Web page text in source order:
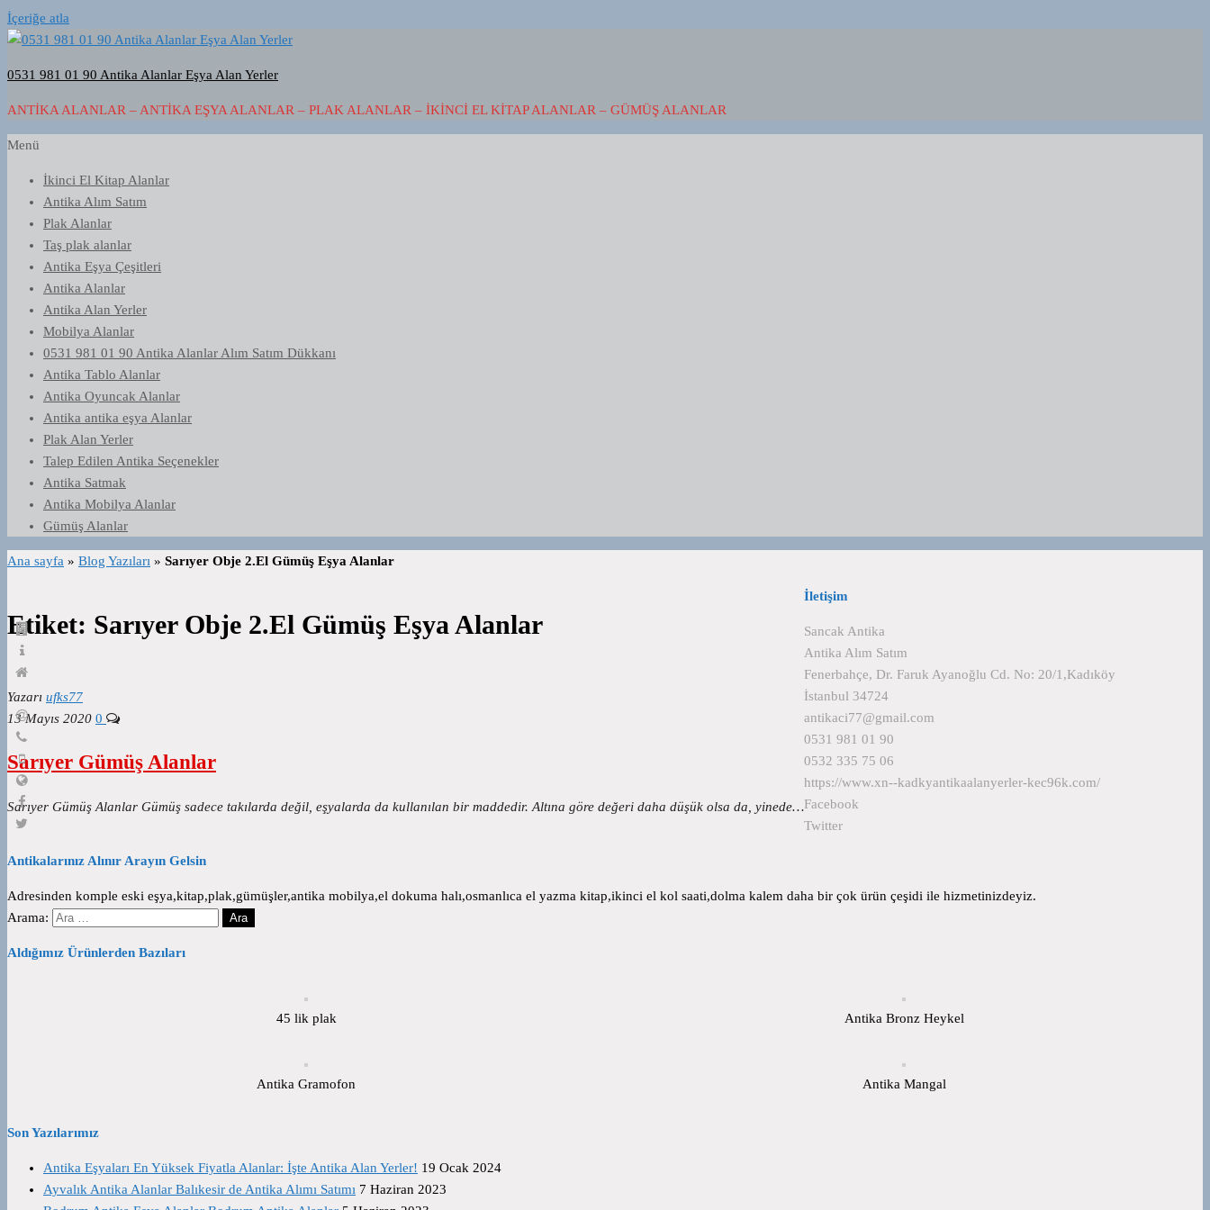
İçeriğe atla
0531 981 01 90 Antika Alanlar Eşya Alan Yerler
ANTIKA ALANLAR – ANTIKA EŞYA ALANLAR – PLAK ALANLAR – İKINCI EL KITAP ALANLAR – GÜMÜŞ ALANLAR
Menü
İkinci El Kitap Alanlar
Antika Alım Satım
Plak Alanlar
Taş plak alanlar
Antika Eşya Çeşitleri
Antika Alanlar
Antika Alan Yerler
Mobilya Alanlar
0531 981 01 90 Antika Alanlar Alım Satım Dükkanı
Antika Tablo Alanlar
Antika Oyuncak Alanlar
Antika antika eşya Alanlar
Plak Alan Yerler
Talep Edilen Antika Seçenekler
Antika Satmak
Antika Mobilya Alanlar
Gümüş Alanlar
Ana sayfa » Blog Yazıları » Sarıyer Obje 2.El Gümüş Eşya Alanlar
Etiket: Sarıyer Obje 2.El Gümüş Eşya Alanlar
Yazarı ufks77
13 Mayıs 2020 0
Sarıyer Gümüş Alanlar
Sarıyer Gümüş Alanlar Gümüş sadece takılarda değil, eşyalarda da kullanılan bir maddedir. Altına göre değeri daha düşük olsa da, yinede…
İletişim
Sancak Antika
Antika Alım Satım
Fenerbahçe, Dr. Faruk Ayanoğlu Cd. No: 20/1,Kadıköy
İstanbul 34724
antikaci77@gmail.com
0531 981 01 90
0532 335 75 06
https://www.xn--kadkyantikaalanyerler-kec96k.com/
Facebook
Twitter
Antikalarınız Alınır Arayın Gelsin
Adresinden komple eski eşya,kitap,plak,gümüşler,antika mobilya,el dokuma halı,osmanlıca el yazma kitap,ikinci el kol saati,dolma kalem daha bir çok ürün çeşidi ile hizmetinizdeyiz.
Arama:
Aldığımız Ürünlerden Bazıları
45 lik plak Antika Bronz Heykel
Antika Gramofon Antika Mangal
Son Yazılarımız
Antika Eşyaları En Yüksek Fiyatla Alanlar: İşte Antika Alan Yerler! 19 Ocak 2024
Ayvalık Antika Alanlar Balıkesir de Antika Alımı Satımı 7 Haziran 2023